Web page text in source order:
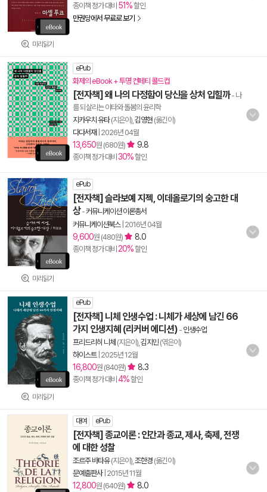
미리읽기
종이책 정가 대비 51%할인
만권당에서 무료로 보기
ePub
화제의 eBook + 투명 컨페티 콜드컵
[전자책] 왜 나의 다정함이 당신을 상처 입힐까- 나
를 되살리는 이타와 돌봄의 윤리학
지카우치 유타(지은이), 김영현 (옮긴이)
다다서재 2026년 04월
13,650원 (680원) 9.8
종이책 정가 대비 30%할인
미리읽기
ePub
[전자책] 슬라보예 지젝, 이데올로기의 숭고한 대
상-커뮤니케이션 이론총서
커뮤니케이션북스| 2016년 04월
9,600원 (480원) 8.0
종이책 정가 대비 20%할인
미리읽기
ePub
[전자책] 니체 인생수업 : 니체가 세상에 남긴 66
가지 인생지혜 (리커버 에디션) - 인생수업
프리드리히 니체 (지은이), 김지민(엮은이)
하이스트| 2025년 12월
16,800원 (840원) 8.3
종이책 정가 대비 4%할인
대여 ePub
[전자책] 종교이론 : 인간과 종교, 제사, 축제, 전쟁
에 대한 성찰
조르주 바타유(지은이), 조한경 (옮긴이)
문예출판사| 2015년 11월
12,800원 (640원) 8.0